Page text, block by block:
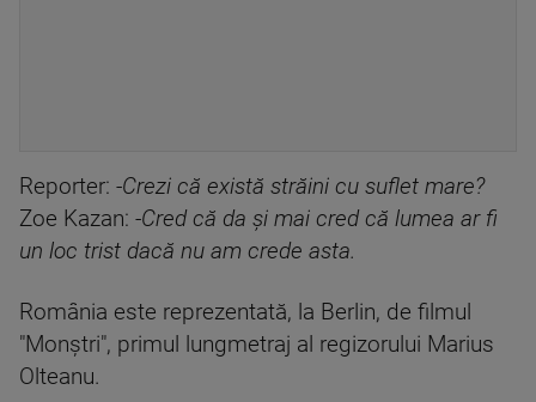
Reporter: -Crezi că există străini cu suflet mare?
Zoe Kazan: -Cred că da şi mai cred că lumea ar fi
un loc trist dacă nu am crede asta.
România este reprezentată, la Berlin, de filmul
"Monștri", primul lungmetraj al regizorului Marius
Olteanu.